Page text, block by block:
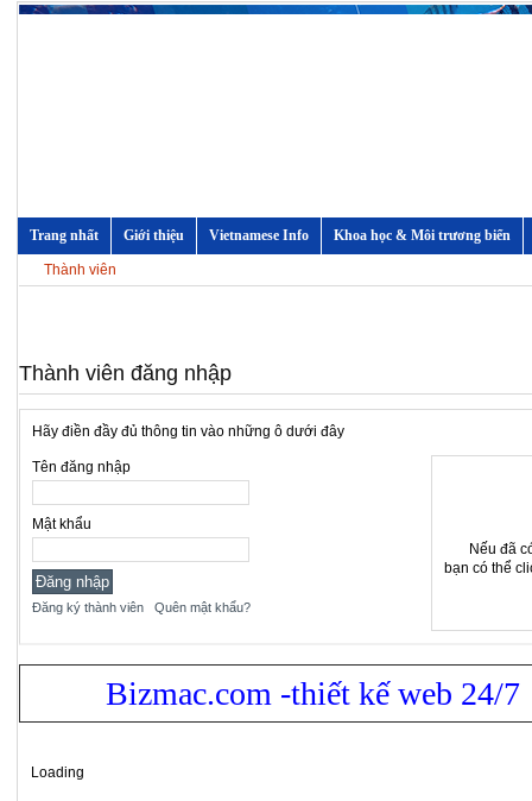
Trang nhất Giới thiệu Vietnamese Info Khoa học & Môi trương biển
Thành viên
Thành viên đăng nhập
Hãy điền đầy đủ thông tin vào những ô dưới đây
Tên đăng nhập
Mật khẩu
Đăng ký thành viên Quên mật khẩu?
Nếu đã
bạn có thể
Bizmac.com -thiết kế web 24/7
Loading